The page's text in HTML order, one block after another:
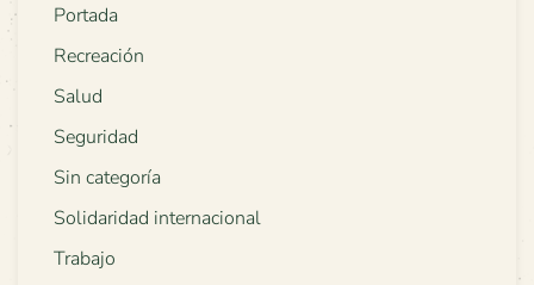
Portada
Recreación
Salud
Seguridad
Sin categoría
Solidaridad internacional
Trabajo